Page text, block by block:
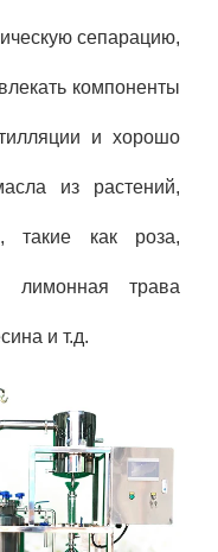
сепарацию,
компоненты
и хорошо
из растений,
такие как роза,
лимонная трава
и т.д.